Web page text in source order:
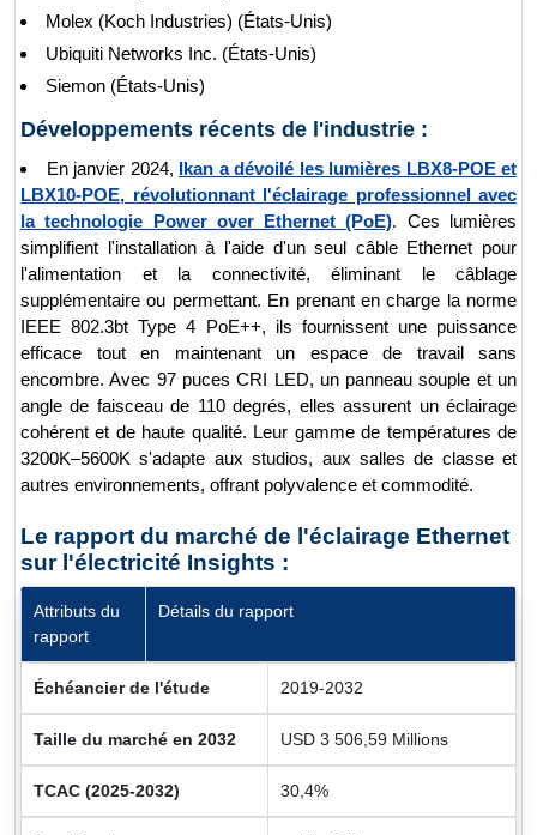
Molex (Koch Industries) (États-Unis)
Ubiquiti Networks Inc. (États-Unis)
Siemon (États-Unis)
Développements récents de l'industrie :
En janvier 2024, Ikan a dévoilé les lumières LBX8-POE et
LBX10-POE, révolutionnant l'éclairage professionnel avec
la technologie Power over Ethernet (PoE). Ces lumières
simplifient l'installation à l'aide d'un seul câble Ethernet pour
l'alimentation et la connectivité, éliminant le câblage
supplémentaire ou permettant. En prenant en charge la norme
IEEE 802.3bt Type 4 PoE++, ils fournissent une puissance
efficace tout en maintenant un espace de travail sans
encombre. Avec 97 puces CRI LED, un panneau souple et un
angle de faisceau de 110 degrés, elles assurent un éclairage
cohérent et de haute qualité. Leur gamme de températures de
3200K–5600K s'adapte aux studios, aux salles de classe et
autres environnements, offrant polyvalence et commodité.
Le rapport du marché de l'éclairage Ethernet
sur l'électricité Insights :
Attributs du
rapport
Détails du rapport
Échéancier de l'étude 2019-2032
Taille du marché en 2032 USD 3 506,59 Millions
TCAC (2025-2032) 30,4%